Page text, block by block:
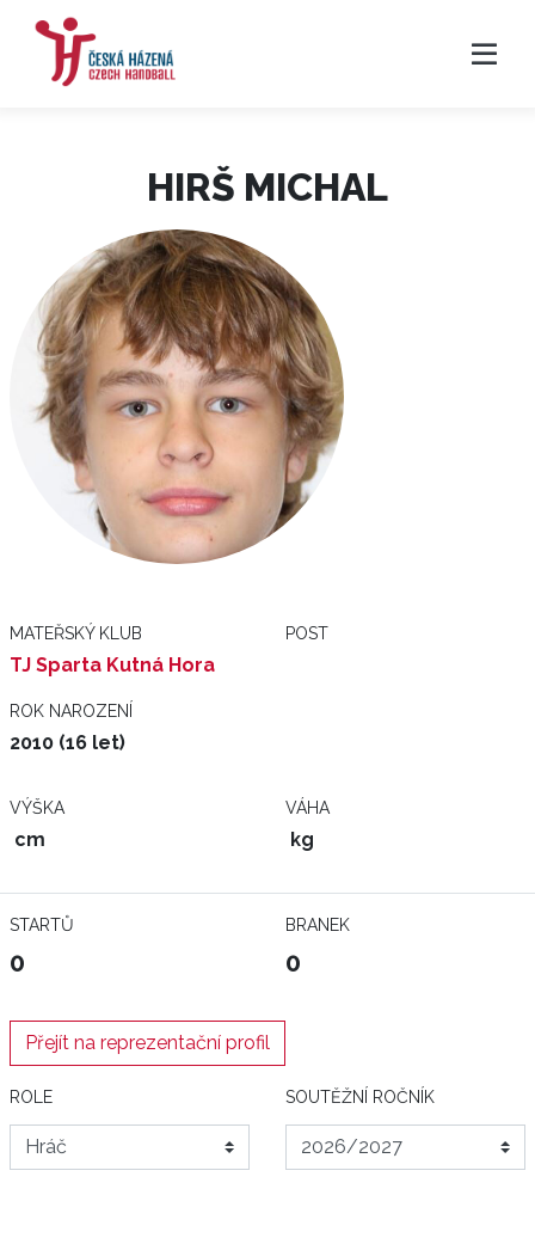
HIRŠ MICHAL
MATEŘSKÝ KLUB
TJ Sparta Kutná Hora
POST
ROK NAROZENÍ
2010 (16 let)
VÝŠKA
cm
VÁHA
kg
STARTŮ
0
BRANEK
0
Přejít na reprezentační profil
ROLE SOUTĚŽNÍ ROČNÍK